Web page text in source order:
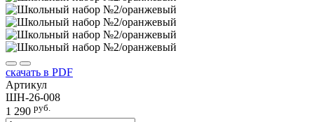
скачать в PDF
Артикул
ШН-26-008
1 290 руб.